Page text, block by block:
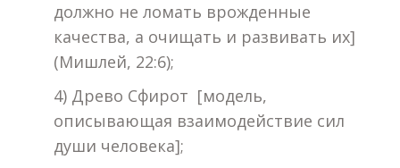
должно не ломать врожденные
качества, а очищать и развивать их]
(Мишлей, 22:6);
4) Древо Сфирот [модель,
описывающая взаимодействие сил
души человека];